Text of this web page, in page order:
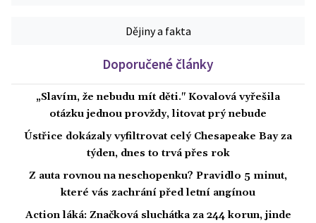
Dějiny a fakta
Doporučené články
„Slavím, že nebudu mít děti." Kovalová vyřešila
otázku jednou provždy, litovat prý nebude
Ústřice dokázaly vyfiltrovat celý Chesapeake Bay za
týden, dnes to trvá přes rok
Z auta rovnou na neschopenku? Pravidlo 5 minut,
které vás zachrání před letní angínou
Action láká: Značková sluchátka za 244 korun, jinde